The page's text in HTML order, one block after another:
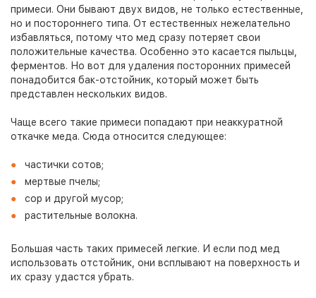
примеси. Они бывают двух видов, не только естественные,
но и постороннего типа. От естественных нежелательно
избавляться, потому что мед сразу потеряет свои
положительные качества. Особенно это касается пыльцы,
ферментов. Но вот для удаления посторонних примесей
понадобится бак-отстойник, который может быть
представлен нескольких видов.
Чаще всего такие примеси попадают при неаккуратной
откачке меда. Сюда относится следующее:
частички сотов;
мертвые пчелы;
сор и другой мусор;
растительные волокна.
Большая часть таких примесей легкие. И если под мед
использовать отстойник, они всплывают на поверхность и
их сразу удастся убрать.